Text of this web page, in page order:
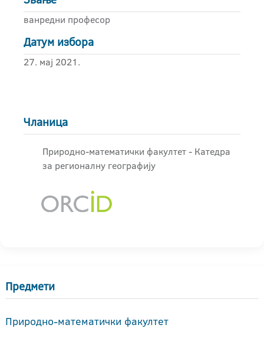
ванредни професор
Датум избора
27. мај 2021.
Чланица
Природно-математички факултет - Катедра
за регионалну географију
Предмети
Природно-математички факултет